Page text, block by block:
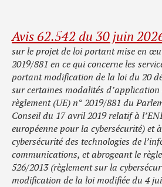
Avis 62.542 du 30 juin
sur le projet de loi portant mise en
2019/881 en ce qui concerne les
portant modification de la loi du 20
sur certaines modalités d’application
règlement (UE) n° 2019/881 du
Conseil du 17 avril 2019 relatif à
européenne pour la cybersécurité) et
cybersécurité des technologies de
communications, et abrogeant le
526/2013 (règlement sur la
modification de la loi modifiée du 4